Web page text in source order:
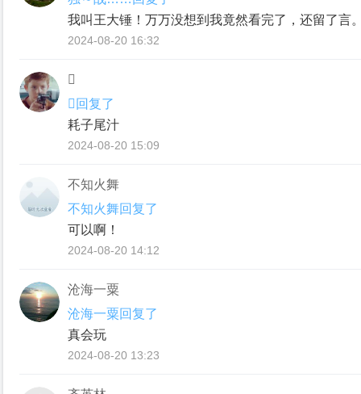
我叫王大锤！万万没想到我竟然看完了，还留了言
2024-08-20 16:32

回复了
耗子尾汁
2024-08-20 15:09
不知火舞
不知火舞回复了
可以啊！
2024-08-20 14:12
沧海一粟
沧海一粟回复了
真会玩
2024-08-20 13:23